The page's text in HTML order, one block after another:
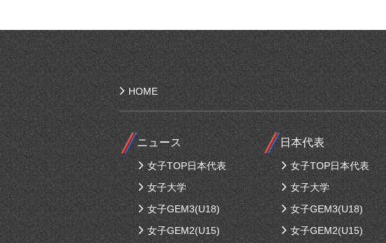
HOME
ニュース
女子TOP日本代表
女子大学
女子GEM3(U18)
女子GEM2(U15)
日本代表
女子TOP日本代表
女子大学
女子GEM3(U18)
女子GEM2(U15)